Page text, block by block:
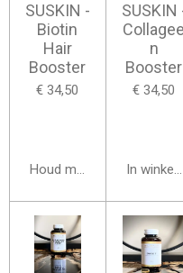
SUSKIN -
Biotin
Hair
Booster
€ 34,50
Houd mij op de hoogte
SUSKIN
Collagee
n
Booster
€ 34,50
In